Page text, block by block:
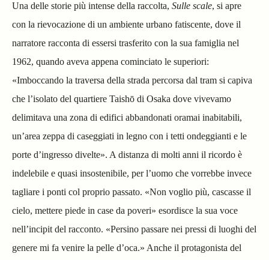
Una delle storie più intense della raccolta, Sulle scale, si apre
con la rievocazione di un ambiente urbano fatiscente, dove il
narratore racconta di essersi trasferito con la sua famiglia nel
1962, quando aveva appena cominciato le superiori:
«Imboccando la traversa della strada percorsa dal tram si capiva
che l’isolato del quartiere Taishō di Osaka dove vivevamo
delimitava una zona di edifici abbandonati oramai inabitabili,
un’area zeppa di caseggiati in legno con i tetti ondeggianti e le
porte d’ingresso divelte». A distanza di molti anni il ricordo è
indelebile e quasi insostenibile, per l’uomo che vorrebbe invece
tagliare i ponti col proprio passato. «Non voglio più, cascasse il
cielo, mettere piede in case da poveri» esordisce la sua voce
nell’incipit del racconto. «Persino passare nei pressi di luoghi del
genere mi fa venire la pelle d’oca.» Anche il protagonista del